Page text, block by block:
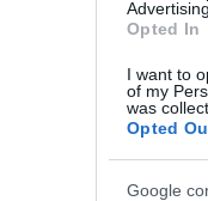
Advertising.
Opted In
I want to
of my
was
Opted
Google